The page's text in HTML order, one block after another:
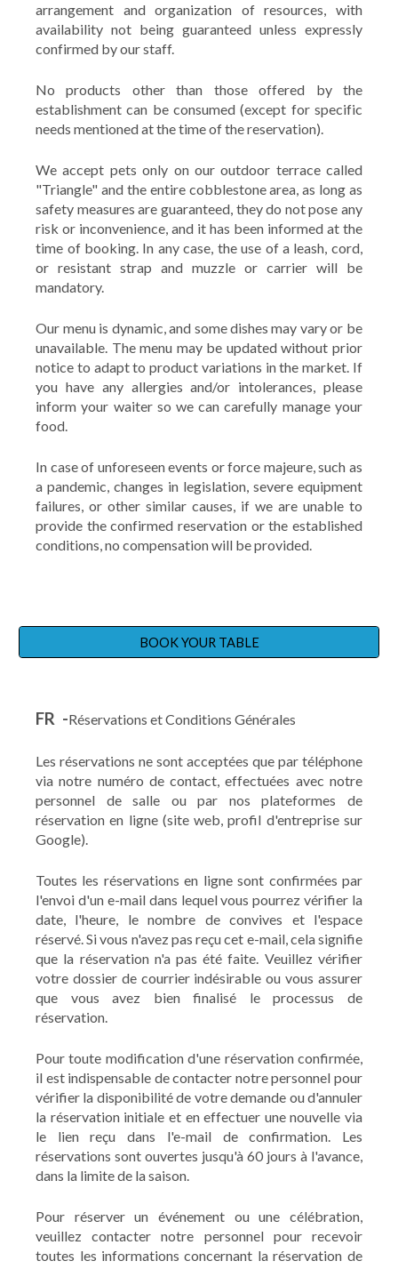
arrangement and organization of resources, with
availability not being guaranteed unless expressly
confirmed by our staff.
No products other than those offered by the
establishment can be consumed (except for specific
needs mentioned at the time of the reservation).
We accept pets only on our outdoor terrace called
"Triangle" and the entire cobblestone area, as long as
safety measures are guaranteed, they do not pose any
risk or inconvenience, and it has been informed at the
time of booking. In any case, the use of a leash, cord,
or resistant strap and muzzle or carrier will be
mandatory.
Our menu is dynamic, and some dishes may vary or be
unavailable. The menu may be updated without prior
notice to adapt to product variations in the market. If
you have any allergies and/or intolerances, please
inform your waiter so we can carefully manage your
food.
In case of unforeseen events or force majeure, such as
a pandemic, changes in legislation, severe equipment
failures, or other similar causes, if we are unable to
provide the confirmed reservation or the established
conditions, no compensation will be provided.
BOOK YOUR TABLE
FR -Réservations et Conditions Générales
Les réservations ne sont acceptées que par téléphone
via notre numéro de contact, effectuées avec notre
personnel de salle ou par nos plateformes de
réservation en ligne (site web, profil d'entreprise sur
Google).
Toutes les réservations en ligne sont confirmées par
l'envoi d'un e-mail dans lequel vous pourrez vérifier la
date, l'heure, le nombre de convives et l'espace
réservé. Si vous n'avez pas reçu cet e-mail, cela signifie
que la réservation n'a pas été faite. Veuillez vérifier
votre dossier de courrier indésirable ou vous assurer
que vous avez bien finalisé le processus de
réservation.
Pour toute modification d'une réservation confirmée,
il est indispensable de contacter notre personnel pour
vérifier la disponibilité de votre demande ou d'annuler
la réservation initiale et en effectuer une nouvelle via
le lien reçu dans l'e-mail de confirmation. Les
réservations sont ouvertes jusqu'à 60 jours à l'avance,
dans la limite de la saison.
Pour réserver un événement ou une célébration,
veuillez contacter notre personnel pour recevoir
toutes les informations concernant la réservation de